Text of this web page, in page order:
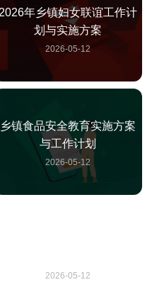
2026年乡镇妇女联谊工作计
划与实施方案
2026-05-12
乡镇食品安全教育实施方案
与工作计划
2026-05-12
2026-05-12